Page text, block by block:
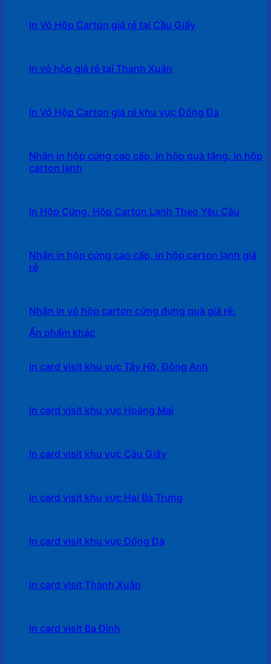
In Vỏ Hộp Carton giá rẻ tại Cầu Giấy
In vỏ hộp giá rẻ tại Thanh Xuân
In Vỏ Hộp Carton giá rẻ khu vực Đống Đa
Nhận in hộp cứng cao cấp, in hộp quà tặng, in hộp
carton lạnh
In Hộp Cứng, Hộp Carton Lạnh Theo Yêu Cầu
Nhận in hộp cứng cao cấp, in hộp carton lạnh giá
rẻ
Nhận in vỏ hộp carton cứng đựng quà giá rẻ.
Ấn phẩm khác
In card visit khu vực Tây Hồ, Đông Anh
In card visit khu vực Hoàng Mai
In card visit khu vực Cầu Giấy
In card visit khu vực Hai Bà Trưng
In card visit khu vực Đống Đa
In card visit Thanh Xuân
In card visit Ba Đình